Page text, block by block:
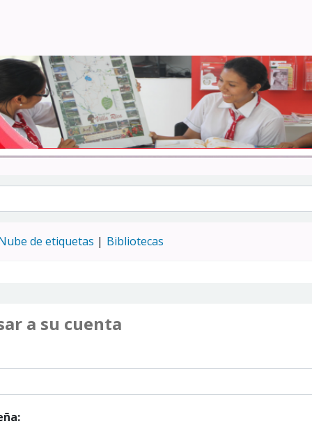
de etiquetas Bibliotecas
a su cuenta